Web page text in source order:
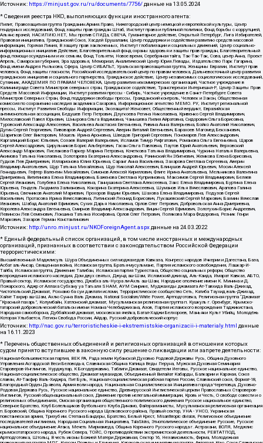
Источник: https://minjust.gov.ru/ru/documents/7756/данные на 13.05.2024
* Сведения реестра НКО, выполняющих функции иностранного агента:
Лилит, Правозащитная группа Гражданин.Армия.Право, Нижегородский центр немецкой и европейской культуры, Центр
гендерных исследований, Фонд защиты прав граждан Штаб, Институт права и публичной политики, Фонд борьбы с коррупцией,
Альянс врачей, НАСИЛИЮ.НЕТ, Мы против СПИДа, СВЕЧА, Гуманитарное действие, Открытый Петербург, Лига Избирателей,
Правовая инициатива, Гражданский Союз, Хасдей Ерушалаим, Центр поддержки и содействия развитию средств массовой
информации, Горячая Линия, В защиту прав заключенных, Институт глобализации и социальных движений, Центр социально-
информационных инициатив Действие, Благотворительный фонд охраны здоровья и защиты прав граждан, Благотворительный
фонд помощи осужденным и их семьям, Фонд Тольятти, Новое время, Серебряная тайга, Так-Так-Так, Сова, центр Анна, Проект
Апрель, Самарская губерния, Эра здоровья, Мемориал, Аналитический Центр Юрия Левады, Издательство Парк Гагарина,
Фонд имени Андрея Рылькова, Сфера, Центр СИБАЛЬТ, Уральская правозащитная группа, Женщины Евразии, Институт прав
человека, Фонд защиты гласности, Российский исследовательский центр по правам человека, Дальневосточный центр развития
гражданских инициатив и социального партнерства, Гражданское действие, Центр независимых социологических исследований,
Сутяжник, АКАДЕМИЯ ПО ПРАВАМ ЧЕЛОВЕКА, Центр развития некоммерческих организаций, Частное учреждение в
Калининграде Совета Министров северных стран, Гражданское содействие, Трансперенси Интернешнл-Р, Центр Защиты Прав
Средств Массовой Информации, Институт развития прессы - Сибирь, Частное учреждение в Санкт-Петербурге Совета
Министров Северных Стран, Фонд поддержки свободы прессы, Гражданский контроль, Человек и Закон, Общественная
комиссия по сохранению наследия академика Сахарова, Информационное агентство МЕМО. РУ, Институт региональной
прессы, Институт Развития Свободы Информации, Экозащита!-Женсовет, Общественный вердикт, Евразийская
антимонопольная ассоциация, Бедушев Петр Петрович, Дзугкоева Регина Николаевна, Кривенко Сергей Владимирович,
Милославский Павел Юрьевич, Шнырова Ольга Вадимовна, Чанышева Лилия Айратовна, Сидорович Ольга Борисовна,
Туровский Александр Алексеевич, Васильева Анастасия Евгеньевна, Ривина Анна Валерьевна, Бойко Анатолий Николаевич,
Дугин Сергей Георгиевич, Пивоваров Андрей Сергеевич, Аверин Виталий Евгеньевич, Барахоев Магомед Бекханович,
Шарипков Олег Викторович, Мошель Ирина Ароновна, Шведов Григорий Сергеевич, Пономарев Лев Александрович,
Каргалицкий Борис Юльевич, Созаев Валерий Валерьевич, Исламов Тимур Рифгатович, Романова Ольга Евгеньевна, Щаров
Сергей Алексадрович, Цирульников Борис Альбертович, Гасан Ольга Павловна, Паутов Юрий Анатольевич, Верховский
Александр Маркович, Пислакова-Паркер Марина Петровна, Кочеткова Татьяна Владимировна, Чуркина Наталья Валерьевна,
Акимова Татьяна Николаевна, Золотарева Екатерина Александровна, Рачинский Ян Збигневич, Жемкова Елена Борисовна,
Гудков Лев Дмитриевич, Илларионова Юлия Юрьевна, Саранг Анна Васильевна, Захарова Светлана Сергеевна, Аверин
Владимир Анатольевич, Щур Татьяна Михайловна, Щур Николай Алексеевич, Блинушов Андрей Юрьевич, Мосин Алексей
Геннадьевич, Гефтер Валентин Михайлович, Симонов Алексей Кириллович, Флиге Ирина Анатольевна, Мельникова Валентина
Дмитриевна, Вититинова Елена Владимировна, Баженова Светлана Куприяновна, Максимов Сергей Владимирович, Беляев
Сергей Иванович, Голубева Елена Николаевна, Ганнушкина Светлана Алексеевна, Закс Елена Владимировна, Буртина Елена
Юрьевна, Гендель Людмила Залмановна, Кокорина Екатерина Алексеевна, Шуманов Илья Вячеславович, Арапова Галина
Юрьевна, Свечников Анатолий Мариевич, Прохоров Вадим Юрьевич, Шахова Елена Владимировна, Подузов Сергей
Васильевич, Протасова Ирина Вячеславовна, Литинский Леонид Борисович, Лукашевский Сергей Маркович, Бахмин Вячеслав
Иванович, Шабад Анатолий Ефимович, Сухих Дарья Николаевна, Орлов Олег Петрович, Добровольская Анна Дмитриевна,
Королева Александра Евгеньевна, Смирнов Владимир Александрович, Вицин Сергей Ефимович, Золотухин Борис Андреевич,
Левинсон Лев Семенович, Локшина Татьяна Иосифовна, Орлов Олег Петрович, Полякова Мара Федоровна, Резник Генри
Маркович, Захаров Герман Константинович
Источник: http://unro.minjust.ru/NKOForeignAgent.aspxданные на 24.03.2022
* Единый федеральный список организаций, в том числе иностранных и международных
организаций, признанных в соответствии с законодательством Российской Федерации
террористическими:
Высший военный Маджлисуль Шура Объединенных сил моджахедов Кавказа, Конгресс народов Ичкерии и Дагестана, База,
Асбат аль-Ансар, Священная война, Исламская группа, Братья-мусульмане, Партия исламского освобождения, Лашкар-И-
Тайба, Исламская группа, Движение Талибан, Исламская партия Туркестана, Общество социальных реформ, Общество
возрождения исламского наследия, Дом двух святых, Джунд аш-Шам, Исламский джихад, Аль-Каида, Имарат Кавказ, АБТО,
Правый сектор, Исламское государство, Джабха аль-Нусра ли-Ахль аш-Шам, Народное ополчение имени К. Минина и Д.
Пожарского, Аджр от Аллаха Субхану уа Тагьаля SHAM, АУМ Синрике, Муджахеды джамаата Ат-Тавхида Валь-Джихад,
Чистопольский Джамаат, Рохнамо ба суи давлати исломи, Террористическое сообщество Сеть, Катиба Таухид валь-Джихад,
Хайят Тахрир аш-Шам, Ахлю Сунна Валь Джамаа, National Socialism/White Power, Артподготовка, Религиозная группа “Джамаат
“Красный пахарь”, Колумбайн, Хатлонский джамаат, Мусульманская религиозная группа п. Кушкуль г. Оренбург, Крымско-
татарский добровольческий батальон имени Номана Челебиджихана, Азов, Партия исламского возрождения Таджикистана,
Народная самооборона, Дуббайский джамаат, московская ячейка, Батал-Хаджи Белхороев, Маньяки Культ Убийц, Молодёжь
Которая Улыбается, Легион Свобода России, Айдар, Русский добровольческий корпус
Источник: http://nac.gov.ru/terroristicheskie-i-ekstremistskie-organizacii-i-materialy.html данные
на 16.11.2023
* Перечень общественных объединений и религиозных организаций в отношении которых
судом принято вступившее в законную силу решение о ликвидации или запрете деятельности:
Национал-большевистская партия, ВЕК РА, Рада земли Кубанской Духовно Родовой Державы Русь, Община Духовного
Управления Асгардской Веси Беловодья, Славянская Община Капища Веды Перуна, Мужская Духовная Семинария
Староверов-Инглингов, Нурджулар, К Богодержавию, Таблиги Джамаат, Свидетели Иеговы, Русское национальное единство,
Национал-социалистическое общество, Джамаат мувахидов, Объединенный Вилайат Кабарды, Балкарии и Карачая, Союз
славян, Ат-Такфир Валь-Хиджра, Пит Буль, Национал-социалистическая рабочая партия России, Славянский союз, Формат-18,
Благородный Орден Дьявола, Армия воли народа, Национальная Социалистическая Инициатива города Череповца, Духовно-
Родовая Держава Русь, Русское национальное единство, Древнерусской Инглистической церкви Православных Староверов-
Инглингов, Русский общенациональный союз, Движение против нелегальной иммиграции, Кровь и Честь, О свободе совести и о
религиозных объединениях, Омская организация общественного политического движения Русское национальное единство,
Северное Братство, Клуб Болельщиков Футбольного Клуба Динамо, Файзрахманисты, Мусульманская религиозная организация
п. Боровский, Община Коренного Русского народа Щелковского района, Правый сектор, УНА - УНСО, Украинская
повстанческая армия, Тризуб им. Степана Бандеры, Братство, Белый Крест, Misanthropic division, Религиозное объединение
последователей инглиизма, Народная Социальная Инициатива, TulaSkins, Этнополитическое объединение Русские, Русское
национальное объединение Атака, Мечеть Мирмамеда, Община Коренного Русского народа г. Астрахани, ВОЛЯ, Меджлис
крымскотатарского народа, Рубеж Севера, ТОЙС, О противодействии экстремистской деятельности, РЕВТАТПОД,
Артподготовка, Штольц, В честь иконы Божией Матери Державная, Сектор 16, Независимость, Фирма, Молодежная